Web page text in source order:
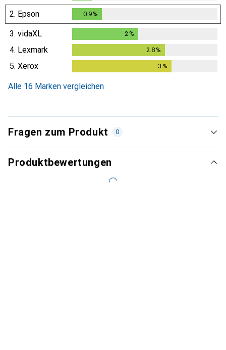
0.6%
2. Epson 0.9%
3. vidaXL 2 %
4. Lexmark 2.8%
5. Xerox 3 %
Alle 16 Marken vergleichen
Fragen zum Produkt 0
Produktbewertungen